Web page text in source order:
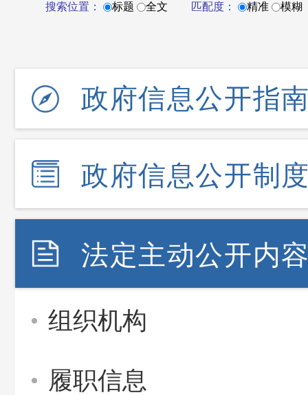
搜索位置： 标题 全文 匹配度： 精准 模糊
政府信息公开指
政府信息公开制
法定主动公开内
组织机构
履职信息